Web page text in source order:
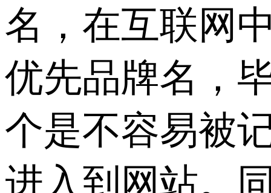
名，在互联网
优先品牌名，
个是不容易被
进入到网站。